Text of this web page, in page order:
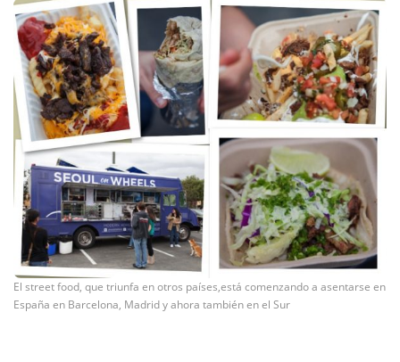
El street food, que triunfa en otros países,está comenzando a asentarse en
España en Barcelona, Madrid y ahora también en el Sur